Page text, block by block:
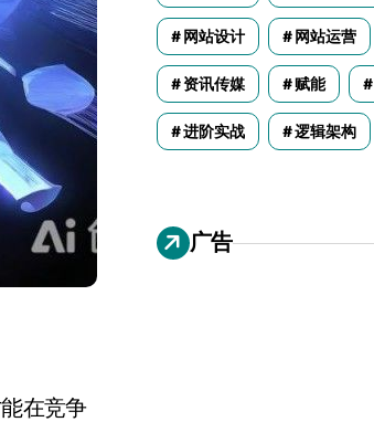
在竞争
网站设计 网站运营
资讯传媒 赋能
进阶实战 逻辑架构
广告